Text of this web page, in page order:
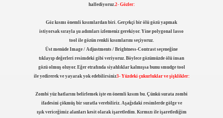
hallediyoruz.2- Gözler:
Göz kısmı önemli kısımlardan biri. Gerçekçi bir ölü gözü yapmak
istiyorsak sırayla şu adımları izlemeniz gerekiyor. Yine polygonal lasso
tool ile gözün renkli kısımlarını seçiyoruz.
Üst menüde Image / Adjustments / Brightness-Contrast seçeneğine
tıklayıp değerleri resimdeki gibi veriyoruz. Böylece gözümüzde ölü insan
gözü olmuş oluyor. Eğer etrafında siyahlıklar kalmışsa bunu smudge tool
ile yedirerek ve yayarak yok edebilirsiniz3- Yüzdeki çukurluklar ve şişklikler:
Zombi yüz hatlarını belirlemek işte en önemli kısım bu. Çünkü surata zombi
ifadesini çökmüş bir suratla verebiliriz. Aşağıdaki resimlerde gölge ve
ışık vericeğimiz alanları kesit olarak işaretledim. Kırmızı ile işaretlediğim